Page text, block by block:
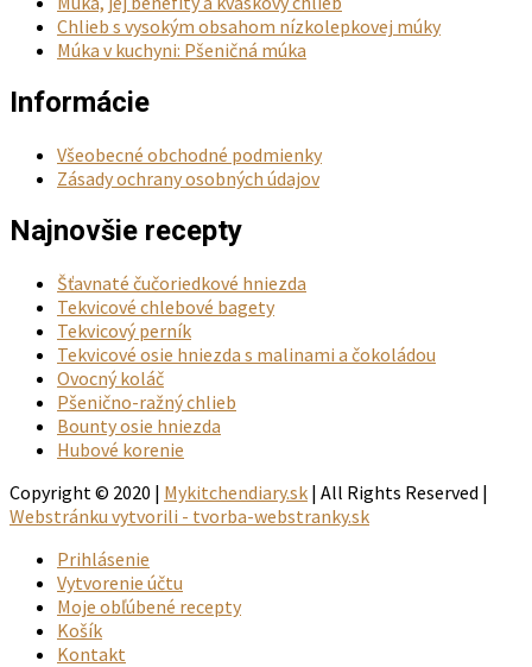
Chlieb s vysokým obsahom nízkolepkovej múky
Múka v kuchyni: Pšeničná múka
Informácie
Všeobecné obchodné podmienky
Zásady ochrany osobných údajov
Najnovšie recepty
Šťavnaté čučoriedkové hniezda
Tekvicové chlebové bagety
Tekvicový perník
Tekvicové osie hniezda s malinami a čokoládou
Ovocný koláč
Pšenično-ražný chlieb
Bounty osie hniezda
Hubové korenie
Copyright © 2020 | Mykitchendiary.sk | All Rights Reserved |
Webstránku vytvorili - tvorba-webstranky.sk
Prihlásenie
Vytvorenie účtu
Moje obľúbené recepty
Košík
Kontakt